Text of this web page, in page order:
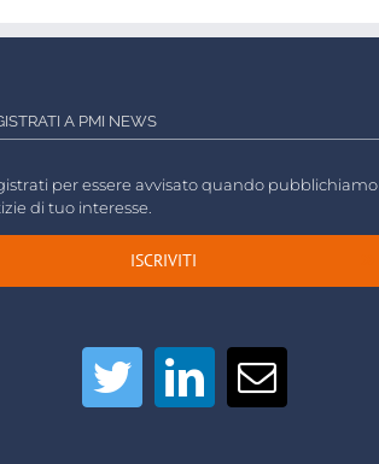
A PMI NEWS
per essere avvisato quando pubblichiamo
di tuo interesse.
ISCRIVITI